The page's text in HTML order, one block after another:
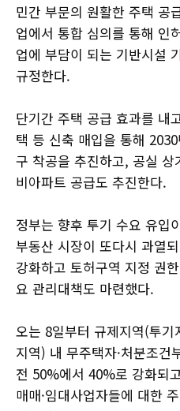
민간 부문의 원활한 주택 공
업에서 통합 심의를 통해 인
업에 부담이 되는 기반시설
규정한다.
단기간 주택 공급 효과를 내
택 등 신축 매입을 통해
구 착공을 추진하고, 공실
비아파트 공급도 추진한다.
정부는 향후 투기 수요 유입
부동산 시장이 또다시 과열
강화하고 토허구역 지정 권
요 관리대책도 마련했다.
오는 8일부터 규제지역(투기
지역) 내 무주택자·처분조건
전 50%에서 40%로 강화되
매매·임대사업자들에 대한